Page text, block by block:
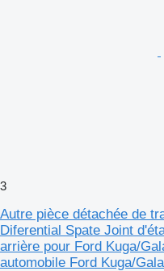
3
Autre pièce détachée de
Diferential Spate Joint
arrière pour Ford Kuga/
automobile Ford Kuga/